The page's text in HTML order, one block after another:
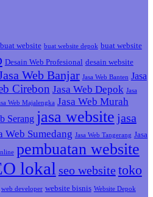
buat website buat website depok buat website
Desain Web Profesional desain website
Web Banjar Jasa Web Banten Jasa
Cirebon Jasa Web Depok Jasa
Web Majalengka Jasa Web Murah
Serang jasa website jasa
Web Sumedang Jasa Web Tangerang Jasa
pembuatan website
lokal seo website toko
web developer website bisnis Website Depok